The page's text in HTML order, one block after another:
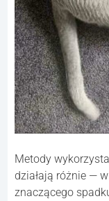
Metody
działają różnie —
znaczącego